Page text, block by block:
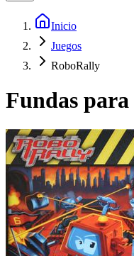
Inicio
Juegos
RoboRally
Fundas para